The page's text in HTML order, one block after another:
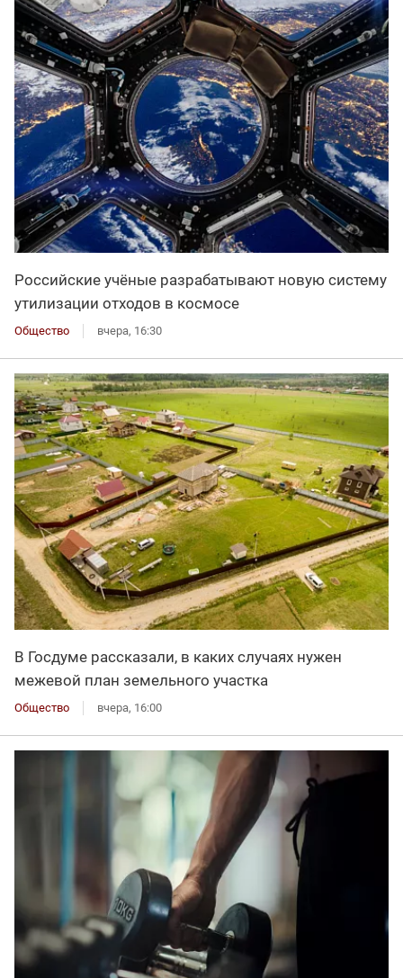
Российские учёные разрабатывают новую систему
утилизации отходов в космосе
Общество вчера, 16:30
В Госдуме рассказали, в каких случаях нужен
межевой план земельного участка
Общество вчера, 16:00